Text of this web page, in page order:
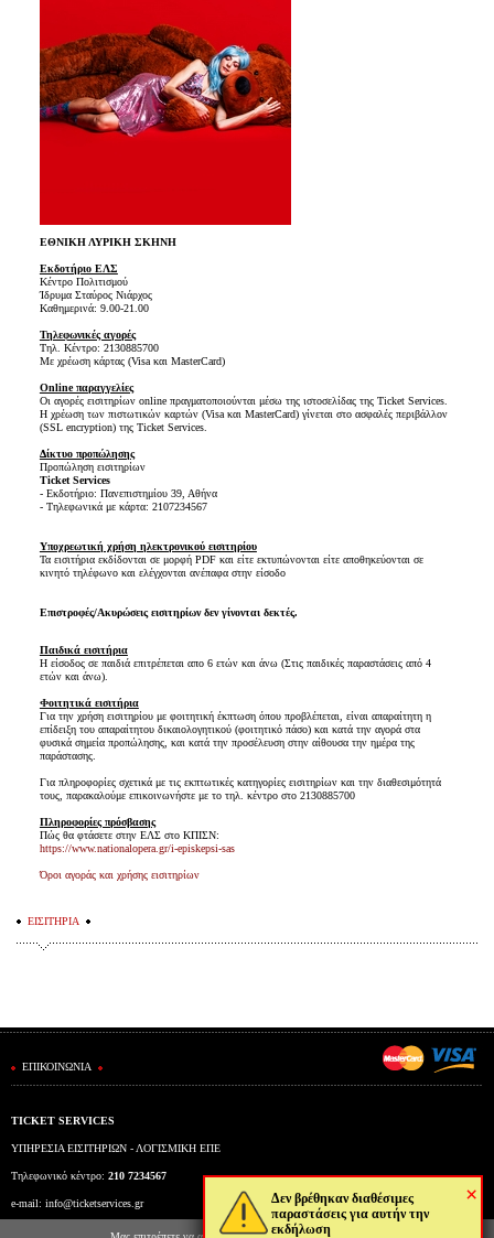
×
Δεν βρέθηκαν διαθέσιμες
παραστάσεις για αυτήν την
εκδήλωση
ΕΘΝΙΚΗ ΛΥΡΙΚΗ ΣΚΗΝΗ
Εκδοτήριο ΕΛΣ
Κέντρο Πολιτισμού
Ίδρυμα Σταύρος Νιάρχος
Καθημερινά: 9.00-21.00
Τηλεφωνικές αγορές
Τηλ. Κέντρο: 2130885700
Με χρέωση κάρτας (Visa και MasterCard)
Online παραγγελίες
Οι αγορές εισιτηρίων online πραγματοποιούνται μέσω της ιστοσελίδας της Ticket Services.
Η χρέωση των πιστωτικών καρτών (Visa και MasterCard) γίνεται στο ασφαλές περιβάλλον
(SSL encryption) της Ticket Services.
Δίκτυο προπώλησης
Προπώληση εισιτηρίων
Ticket Services
- Εκδοτήριο: Πανεπιστημίου 39, Αθήνα
- Τηλεφωνικά με κάρτα: 2107234567
Υποχρεωτική χρήση ηλεκτρονικού εισιτηρίου
Τα εισιτήρια εκδίδονται σε μορφή PDF και είτε εκτυπώνονται είτε αποθηκεύονται σε
κινητό τηλέφωνο και ελέγχονται ανέπαφα στην είσοδο
Επιστροφές/Ακυρώσεις εισιτηρίων δεν γίνονται δεκτές.
Παιδικά εισιτήρια
Η είσοδος σε παιδιά επιτρέπεται απο 6 ετών και άνω (Στις παιδικές παραστάσεις από 4
ετών και άνω).
Φοιτητικά εισιτήρια
Για την χρήση εισιτηρίου με φοιτητική έκπτωση όπου προβλέπεται, είναι απαραίτητη η
επίδειξη του απαραίτητου δικαιολογητικού (φοιτητικό πάσο) και κατά την αγορά στα
φυσικά σημεία προπώλησης, και κατά την προσέλευση στην αίθουσα την ημέρα της
παράστασης.
Για πληροφορίες σχετικά με τις εκπτωτικές κατηγορίες εισιτηρίων και την διαθεσιμότητά
τους, παρακαλούμε επικοινωνήστε με το τηλ. κέντρο στο 2130885700
Πληροφορίες πρόσβασης
Πώς θα φτάσετε στην ΕΛΣ στο ΚΠΙΣΝ:
https://www.nationalopera.gr/i-episkepsi-sas
Όροι αγοράς και χρήσης εισιτηρίων
ΕΙΣΙΤΗΡΙΑ
ΕΠΙΚΟΙΝΩΝΙΑ
TICKET SERVICES
ΥΠΗΡΕΣΙΑ ΕΙΣΙΤΗΡΙΩΝ - ΛΟΓΙΣΜΙΚΗ ΕΠΕ
Τηλεφωνικό κέντρο: 210 7234567
e-mail: info@ticketservices.gr
Εκδοτήριο: Πανεπιστημίου 39 (Στοά Πεσμαζόγλου), Αθήνα